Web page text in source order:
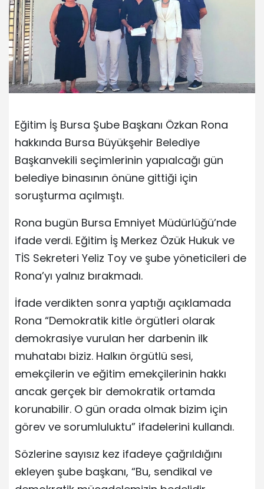
Eğitim İş Bursa Şube Başkanı Özkan Rona
hakkında Bursa Büyükşehir Belediye
Başkanvekili seçimlerinin yapıalcağı gün
belediye binasının önüne gittiği için
soruşturma açılmıştı.
Rona bugün Bursa Emniyet Müdürlüğü’nde
ifade verdi. Eğitim İş Merkez Özük Hukuk ve
TİS Sekreteri Yeliz Toy ve şube yöneticileri de
Rona’yı yalnız bırakmadı.
İfade verdikten sonra yaptığı açıklamada
Rona “Demokratik kitle örgütleri olarak
demokrasiye vurulan her darbenin ilk
muhatabı biziz. Halkın örgütlü sesi,
emekçilerin ve eğitim emekçilerinin hakkı
ancak gerçek bir demokratik ortamda
korunabilir. O gün orada olmak bizim için
görev ve sorumluluktu” ifadelerini kullandı.
Sözlerine sayısız kez ifadeye çağrıldığını
ekleyen şube başkanı, “Bu, sendikal ve